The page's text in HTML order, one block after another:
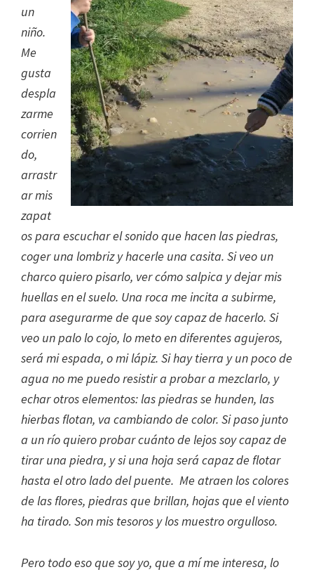
un
niño.
Me
gusta
despla
zarme
corrien
do,
arrastr
ar mis
zapat
os para escuchar el sonido que hacen las piedras,
coger una lombriz y hacerle una casita. Si veo un
charco quiero pisarlo, ver cómo salpica y dejar mis
huellas en el suelo. Una roca me incita a subirme,
para asegurarme de que soy capaz de hacerlo. Si
veo un palo lo cojo, lo meto en diferentes agujeros,
será mi espada, o mi lápiz. Si hay tierra y un poco de
agua no me puedo resistir a probar a mezclarlo, y
echar otros elementos: las piedras se hunden, las
hierbas flotan, va cambiando de color. Si paso junto
a un río quiero probar cuánto de lejos soy capaz de
tirar una piedra, y si una hoja será capaz de flotar
hasta el otro lado del puente. Me atraen los colores
de las flores, piedras que brillan, hojas que el viento
ha tirado. Son mis tesoros y los muestro orgulloso.
Pero todo eso que soy yo, que a mí me interesa, lo